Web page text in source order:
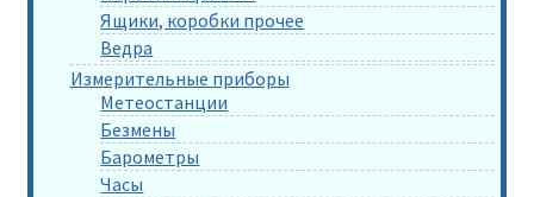
Ящики, коробки прочее
Ведра
Измерительные приборы
Метеостанции
Безмены
Барометры
Часы